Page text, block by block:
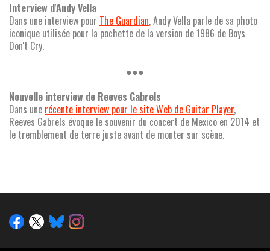
Interview d'Andy Vella
Dans une interview pour The Guardian, Andy Vella parle de sa photo
iconique utilisée pour la pochette de la version de 1986 de Boys
Don't Cry.
●●●
Nouvelle interview de Reeves Gabrels
Dans une récente interview pour le site Web de Guitar Player,
Reeves Gabrels évoque le souvenir du concert de Mexico en 2014 et
le tremblement de terre juste avant de monter sur scène.